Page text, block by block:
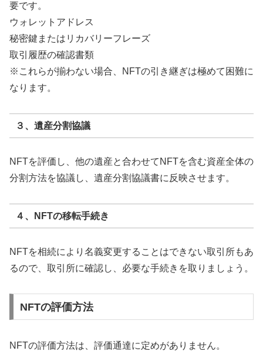
要です。
ウォレットアドレス
秘密鍵またはリカバリーフレーズ
取引履歴の確認書類
※これらが揃わない場合、NFTの引き継ぎは極めて困難に
なります。
３、遺産分割協議
NFTを評価し、他の遺産と合わせてNFTを含む資産全体の
分割方法を協議し、遺産分割協議書に反映させます。
４、NFTの移転手続き
NFTを相続により名義変更することはできない取引所もあ
るので、取引所に確認し、必要な手続きを取りましょう。
NFTの評価方法
NFTの評価方法は、評価通達に定めがありません。